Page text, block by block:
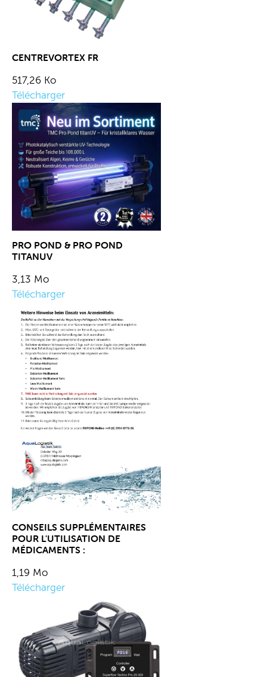
CENTREVORTEX FR
517,26 Ko
Télécharger
PRO POND & PRO POND
TITANUV
3,13 Mo
Télécharger
CONSEILS SUPPLÉMENTAIRES
POUR L'UTILISATION DE
MÉDICAMENTS :
1,19 Mo
Télécharger